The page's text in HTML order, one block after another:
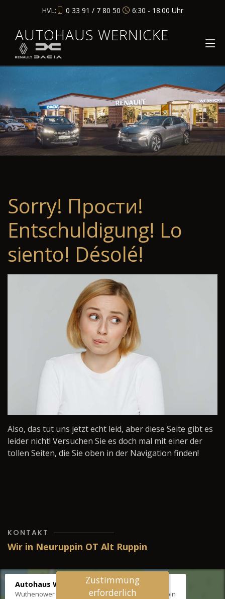
HVL: 0 33 91 / 7 80 50 6:30 - 18:00 Uhr
AUTOHAUS WERNICKE
Sorry! Прости!
Entschuldigung! Lo
siento! Désolé!
Also, das tut uns jetzt echt leid, aber diese Seite gibt es
leider nicht! Versuchen Sie es doch mal mit einer der
tollen Seiten, die Sie oben in der Navigation finden!
KONTAKT
Wir in Neuruppin OT Alt Ruppin
Autohaus Wernicke
Wuthenower Str. 12b, 16827 Neuruppin OT Alt Ruppin
Zustimmung
erforderlich